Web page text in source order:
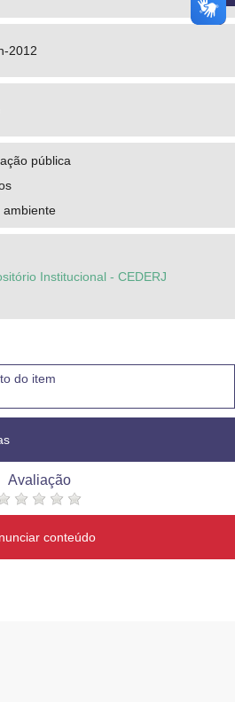
2012
pública
ambiente
Institucional - CEDERJ
do item
Avaliação
conteúdo